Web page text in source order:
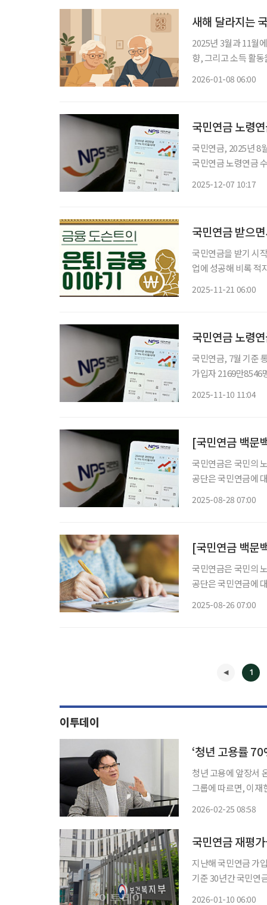
새해 달라지는
2025년 3월과 11월
향, 그리고 소득 활
2026-01-08 06:00
국민연금 노령
국민연금, 2025년 8
국민연금 노령연금
2025-12-07 10:17
국민연금 받으
국민연금을 받기 시
업에 성공해 비록 적
2025-11-21 06:00
국민연금 노령
국민연금, 7월 기준
가입자 2169만8546명…작년말
2025-11-10 11:04
[국민연금 백문
국민연금은 국민의
공단은 국민연금에
2025-08-28 07:00
[국민연금 백문
국민연금은 국민의
공단은 국민연금에
2025-08-26 07:00
1
이투데이
‘청년 고용률
청년 고용에 앞장서 온
그룹에 따르면, 이재
2026-02-25 08:58
지난해 국민연금 가
기준 30년간 국민연
2026-01-10 06:00